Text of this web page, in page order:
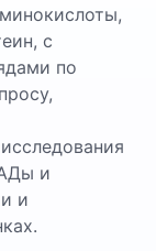
с
по
и
и